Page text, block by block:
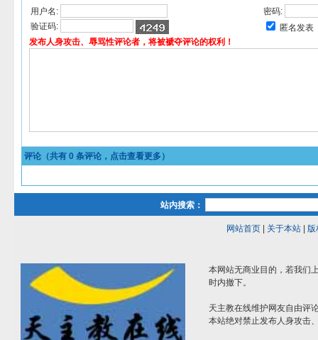
用户名:
密码:
验证码:
匿名发表
发布人身攻击、辱骂性评论者，将被褫夺评论的权利！
评论（共有 0 条评论，点击查看更多）
站内搜索：
网站首页| 关于本站| 版
本网站无商业目的，若我们
时内撤下。
天主教在线维护网友自由评
本站绝对禁止发布人身攻击